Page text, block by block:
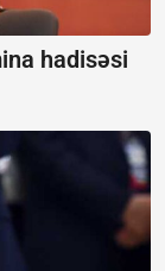
hadisəsi